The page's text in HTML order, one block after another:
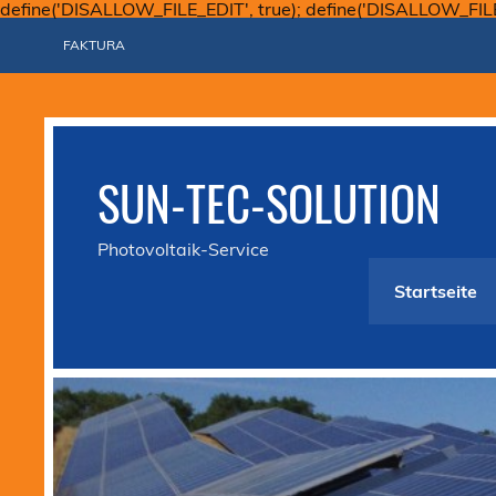
define('DISALLOW_FILE_EDIT', true);
FAKTURA
SUN-TEC-SOLUTION
Photovoltaik-Service
Startseite